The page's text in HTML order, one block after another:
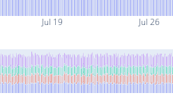
Jul 19 Jul 26